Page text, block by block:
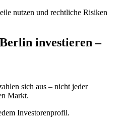
nutzen und rechtliche Risiken
investieren –
sich aus – nicht jeder
Markt.
Investorenprofil.